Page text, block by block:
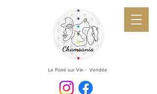
Le Poiré sur Vie - Vendée